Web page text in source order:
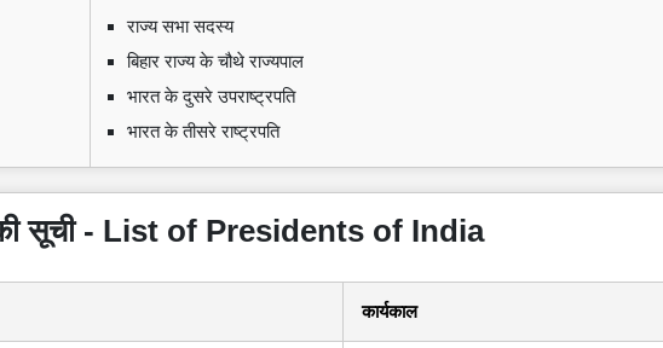
राज्य सभा सदस्य
बिहार राज्य के चौथे राज्यपाल
भारत के दुसरे उपराष्ट्रपति
भारत के तीसरे राष्ट्रपति
की सूची - List of Presidents of India
कार्यकाल